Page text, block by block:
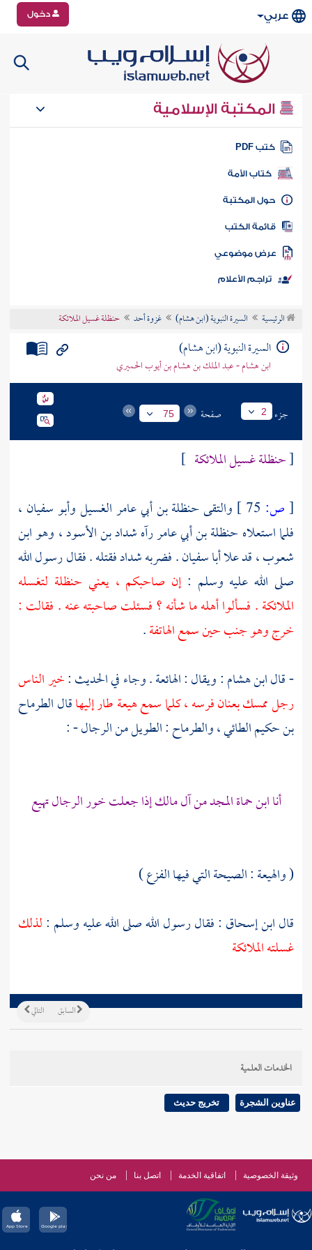
عربي دخول
المكتبة الإسلامية
كتب PDF
كتاب الأمة
المكتبة
الكتب
موضوعي
تراجم الأعلام
الرئيسية السيرة النبوية (ابن هشام) غزوة أحد حنظلة غسيل الملائكة
السيرة النبوية (ابن هشام)
ابن هشام - عبد الملك بن هشام بن أيوب الحميري
جزء 2 صفحة 75
[حنظلة غسيل الملائكة ]
[ص: والتقىحنظلة بن أبي عامر الغسيلوأبو سفيان ،
فلما استعلاه حنظلة بن أبي عامررآهشداد بن الأسود ، وهو ابن
شعوب، قد علاأبا سفيان. فضربهشدادفقتله . فقال رسول الله
صلى الله عليه وسلم :إن صاحبكم ، يعني حنظلة لتغسله
الملائكة . فسألوا أهله ما شأنه ؟ فسئلت صاحبته عنه . فقالت :
خرج وهو جنب حين سمع الهاتفة.
- قالابن هشام: ويقال : الهائعة . وجاء في الحديث :خير الناس
رجل ممسك بعنان فرسه ، كلما سمع هيعة طار إليهاقالالطرماح
بن حكيم الطائي، والطرماح : الطويل من الرجال - :
أنا ابن حماة المجد منآل مالكإذا جعلت خور الرجال تهيع
( والهيعة : الصيحة التي فيها الفزع )
قالابن إسحاق : فقال رسول الله صلى الله عليه وسلم :لذلك
غسلته الملائكة
التالي السابق
الخدمات العلمية
عناوين الشجرة تخريج حديث
وثيقة الخصوصية اتفاقية الخدمة اتصل بنا من نحن